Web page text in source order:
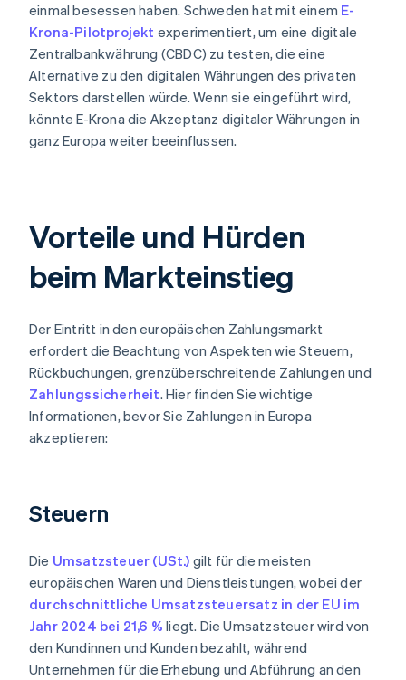
einmal besessen haben. Schweden hat mit einem E-
Krona-Pilotprojekt experimentiert, um eine digitale
Zentralbankwährung (CBDC) zu testen, die eine
Alternative zu den digitalen Währungen des privaten
Sektors darstellen würde. Wenn sie eingeführt wird,
könnte E-Krona die Akzeptanz digitaler Währungen in
ganz Europa weiter beeinflussen.
Vorteile und Hürden
beim Markteinstieg
Der Eintritt in den europäischen Zahlungsmarkt
erfordert die Beachtung von Aspekten wie Steuern,
Rückbuchungen, grenzüberschreitende Zahlungen und
Zahlungssicherheit. Hier finden Sie wichtige
Informationen, bevor Sie Zahlungen in Europa
akzeptieren:
Steuern
Die Umsatzsteuer (USt.) gilt für die meisten
europäischen Waren und Dienstleistungen, wobei der
durchschnittliche Umsatzsteuersatz in der EU im
Jahr 2024 bei 21,6 % liegt. Die Umsatzsteuer wird von
den Kundinnen und Kunden bezahlt, während
Unternehmen für die Erhebung und Abführung an den